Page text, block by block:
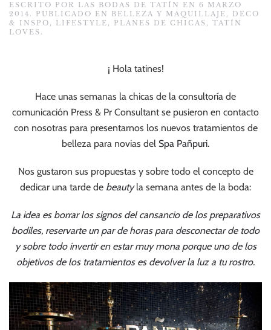
ESCRITO POR LAS BODAS DE TATÍN EN 6 MARZO
2014 . PUBLICADO EN BELLEZA Y MAQUILLAJE , DECO
& INSPO , LIFESTYLE , PLANES DE CHICAS , TATÍN
LOVES .
¡ Hola tatines!
Hace unas semanas la chicas de la consultoría de
comunicación Press & Pr Consultant se pusieron en contacto
con nosotras para presentarnos los nuevos tratamientos de
belleza para novias del Spa Pañpuri.
Nos gustaron sus propuestas y sobre todo el concepto de
dedicar una tarde de beautyla semana antes de la boda:
La idea es borrar los signos del cansancio de los preparativos
bodiles, reservarte un par de horas para desconectar de todo
y sobre todo invertir en estar muy mona porque uno de los
objetivos de los tratamientos es devolver la luz a tu rostro.